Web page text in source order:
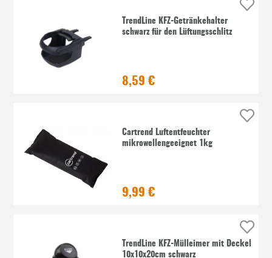
TrendLine KFZ-Getränkehalter
schwarz für den Lüftungsschlitz
8,59 €
Cartrend Luftentfeuchter
mikrowellengeeignet 1kg
9,99 €
TrendLine KFZ-Mülleimer mit Deckel
10x10x20cm schwarz